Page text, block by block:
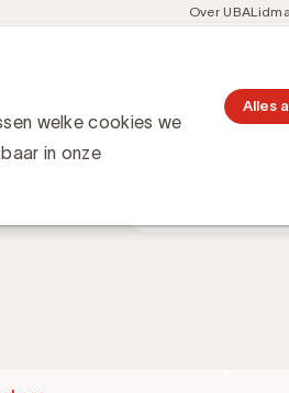
welke cookies we
in onze
Alles
Meta
Over UBA